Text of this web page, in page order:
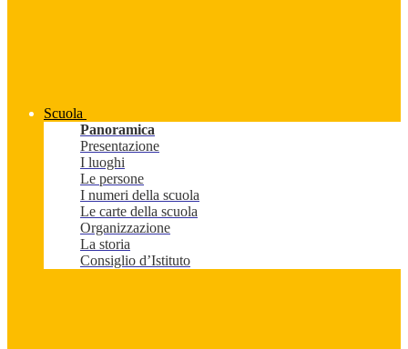
Scuola
Panoramica
Presentazione
I luoghi
Le persone
I numeri della scuola
Le carte della scuola
Organizzazione
La storia
Consiglio d’Istituto